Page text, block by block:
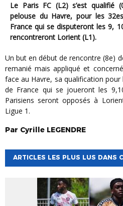
Le Paris FC (L2) s’est qualifié (0-1), hier après-midi sur la
pelouse du Havre, pour les
France qui se disputeront les 9,
rencontreront Lorient (L1).
Un but en début de rencontre (8e) de Florian Martin et le Paris FC,
remanié mais appliqué et
face au Havre, sa qualification
de France qui se joueront les
Parisiens seront opposés à
Ligue 1.
Par Cyrille LEGENDRE
ARTICLES LES PLUS LUS DANS